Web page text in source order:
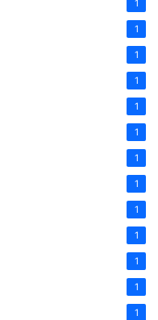
1
1
1
1
1
1
1
1
1
1
1
1
1